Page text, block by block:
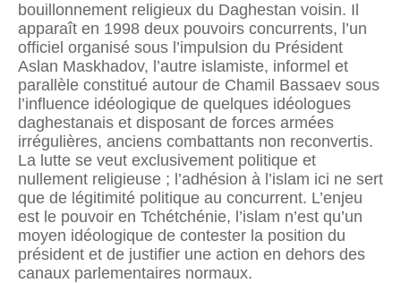
bouillonnement religieux du Daghestan voisin. Il
apparaît en 1998 deux pouvoirs concurrents, l’un
officiel organisé sous l’impulsion du Président
Aslan Maskhadov, l’autre islamiste, informel et
parallèle constitué autour de Chamil Bassaev sous
l’influence idéologique de quelques idéologues
daghestanais et disposant de forces armées
irrégulières, anciens combattants non reconvertis.
La lutte se veut exclusivement politique et
nullement religieuse ; l’adhésion à l’islam ici ne sert
que de légitimité politique au concurrent. L’enjeu
est le pouvoir en Tchétchénie, l’islam n’est qu’un
moyen idéologique de contester la position du
président et de justifier une action en dehors des
canaux parlementaires normaux.